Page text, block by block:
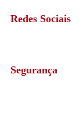
Redes Sociais
Segurança